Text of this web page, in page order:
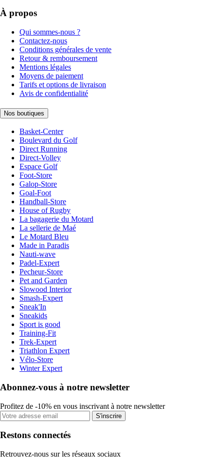
À propos
Qui sommes-nous ?
Contactez-nous
Conditions générales de vente
Retour & remboursement
Mentions légales
Moyens de paiement
Tarifs et options de livraison
Avis de confidentialité
Nos boutiques
Basket-Center
Boulevard du Golf
Direct Running
Direct-Volley
Espace Golf
Foot-Store
Galop-Store
Goal-Foot
Handball-Store
House of Rugby
La bagagerie du Motard
La sellerie de Maé
Le Motard Bleu
Made in Paradis
Nauti-wave
Padel-Expert
Pecheur-Store
Pet and Garden
Slowood Interior
Smash-Expert
Sneak'In
Sneakids
Sport is good
Training-Fit
Trek-Expert
Triathlon Expert
Vélo-Store
Winter Expert
Abonnez-vous à notre newsletter
Profitez de -10% en vous inscrivant à notre newsletter
S'inscrire
Restons connectés
Retrouvez-nous sur les réseaux sociaux